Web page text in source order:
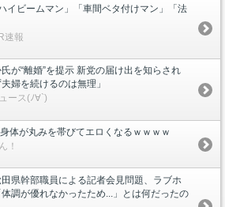
イビームマン」「車間ベタ付けマン」「法
速報
が“離婚”を提示 新党の届け出を知らされ
婦を続けるのは無理」
ース(ﾉ∀`)
体が丸みを帯びてエロくなるｗｗｗｗ
！
田県幹部職員による記者会見問題、ラブホ
調が優れなかったため...」とは何だったの